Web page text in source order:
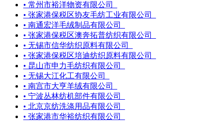
• 常州市裕洋物资有限公司
• 张家港保税区协友毛纺工业有限公司
• 南通宏洋毛绒制品有限公司
• 张家港保税区澳奔拓普纺织有限公司
• 无锡市信华纺织原料有限公司
• 张家港保税区培迪纺织原料有限公司
• 昆山市申力毛纺织有限公司
• 无锡大江化工有限公司
• 南宫市大亨羊绒有限公司
• 宁波丛林纺机部件有限公司
• 北京京纺洗涤用品有限公司
• 张家港市华裕纺织有限公司